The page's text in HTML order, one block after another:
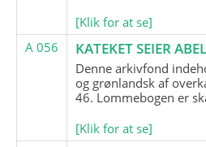
[Klik for at se]
A 056
KATEKET SEIER
Denne arkivfond
og grønlandsk af
46. Lommebogen er
[Klik for at se]